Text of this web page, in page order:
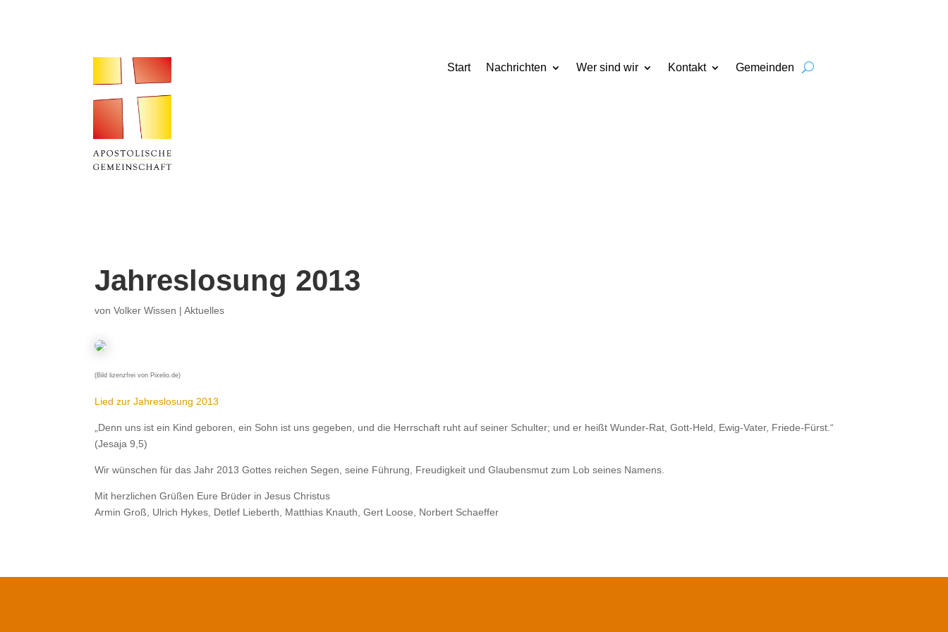
Start Nachrichten Wer sind wir Kontakt Gemeinden
Jahreslosung 2013
vonVolker Wissen |Aktuelles
(Bild lizenzfrei von Pixelio.de)
Lied zur Jahreslosung 2013
„Denn uns ist ein Kind geboren, ein Sohn ist uns gegeben, und die Herrschaft ruht auf seiner Schulter; und er heißt Wunder-Rat, Gott-Held, Ewig-Vater, Friede-Fürst.“
(Jesaja 9,5)
Wir wünschen für das Jahr 2013 Gottes reichen Segen, seine Führung, Freudigkeit und Glaubensmut zum Lob seines Namens.
Mit herzlichen Grüßen Eure Brüder in Jesus Christus
Armin Groß, Ulrich Hykes, Detlef Lieberth, Matthias Knauth, Gert Loose, Norbert Schaeffer